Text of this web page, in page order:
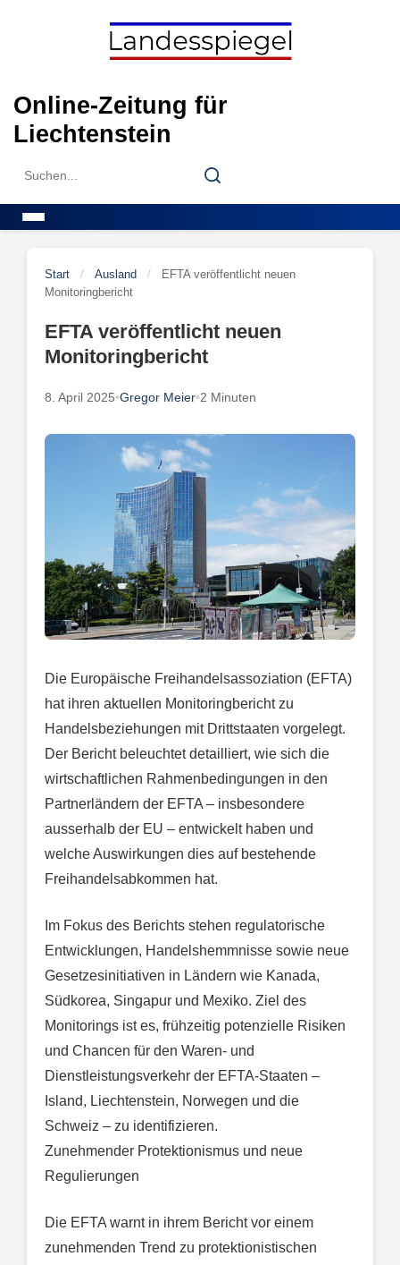
Online-Zeitung für
Liechtenstein
Search
Search
Start / Ausland /
EFTA veröffentlicht neuen
Monitoringbericht
EFTA veröffentlicht neuen
Monitoringbericht
8. April 2025•Gregor Meier•2 Minuten
Die Europäische Freihandelsassoziation (EFTA)
hat ihren aktuellen Monitoringbericht zu
Handelsbeziehungen mit Drittstaaten vorgelegt.
Der Bericht beleuchtet detailliert, wie sich die
wirtschaftlichen Rahmenbedingungen in den
Partnerländern der EFTA – insbesondere
ausserhalb der EU – entwickelt haben und
welche Auswirkungen dies auf bestehende
Freihandelsabkommen hat.
Im Fokus des Berichts stehen regulatorische
Entwicklungen, Handelshemmnisse sowie neue
Gesetzesinitiativen in Ländern wie Kanada,
Südkorea, Singapur und Mexiko. Ziel des
Monitorings ist es, frühzeitig potenzielle Risiken
und Chancen für den Waren- und
Dienstleistungsverkehr der EFTA-Staaten –
Island, Liechtenstein, Norwegen und die
Schweiz – zu identifizieren.
Zunehmender Protektionismus und neue
Regulierungen
Die EFTA warnt in ihrem Bericht vor einem
zunehmenden Trend zu protektionistischen